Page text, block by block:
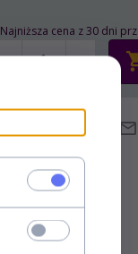
Najniższa cena z 30 dni